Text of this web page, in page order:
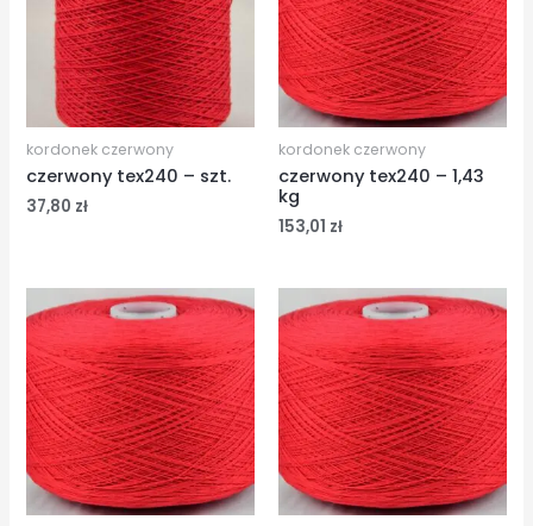
kordonek czerwony
czerwony tex240 – szt.
37,80 zł
kordonek czerwony
czerwony tex240 – 1,43
kg
153,01 zł